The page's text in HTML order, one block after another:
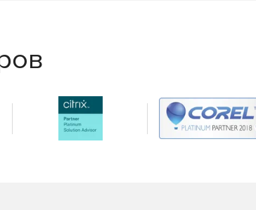
ресурсный, ресурсно-индексный.
и стоимости.